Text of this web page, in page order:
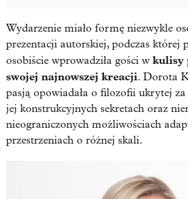
Wydarzenie miało formę niezwykle
prezentacji autorskiej, podczas której
osobiście wprowadziła gości w kulisy
swojej najnowszej kreacji. Dorota
pasją opowiadała o filozofii ukrytej
jej konstrukcyjnych sekretach oraz
nieograniczonych możliwościach
przestrzeniach o różnej skali.